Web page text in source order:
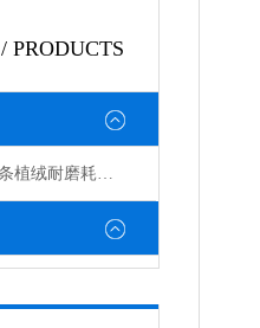
/ PRODUCTS
多工位汽车密封条植绒耐磨耗试验机